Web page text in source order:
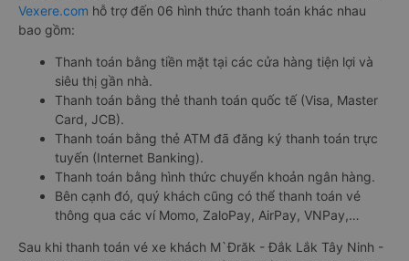
Vexere.com hỗ trợ đến 06 hình thức thanh toán khác nhau
bao gồm:
Thanh toán bằng tiền mặt tại các cửa hàng tiện lợi và
siêu thị gần nhà.
Thanh toán bằng thẻ thanh toán quốc tế (Visa, Master
Card, JCB).
Thanh toán bằng thẻ ATM đã đăng ký thanh toán trực
tuyến (Internet Banking).
Thanh toán bằng hình thức chuyển khoản ngân hàng.
Bên cạnh đó, quý khách cũng có thể thanh toán vé
thông qua các ví Momo, ZaloPay, AirPay, VNPay,…
Sau khi thanh toán vé xe khách M`Đrăk - Đắk Lắk Tây Ninh -